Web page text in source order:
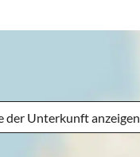
der Unterkunft anzeigen